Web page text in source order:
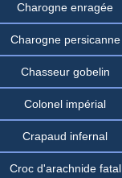
Charogne enragée
Charogne persicanne
Chasseur gobelin
Colonel impérial
Crapaud infernal
Croc d'arachnide fatal